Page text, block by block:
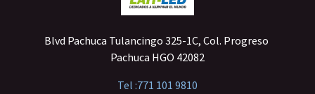
Blvd Pachuca Tulancingo 325-1C, Col. Progreso
Pachuca HGO 42082
Tel :771 101 9810